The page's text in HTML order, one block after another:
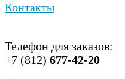
Контакты
Телефон для заказов:
+7 (812) 677-42-20